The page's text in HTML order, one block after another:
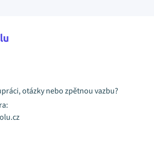
otázky nebo zpětnou vazbu?